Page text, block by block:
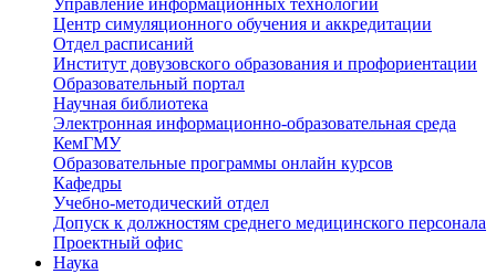
Управление информационных технологий
Центр симуляционного обучения и аккредитации
Отдел расписаний
Институт довузовского образования и профориентации
Образовательный портал
Научная библиотека
Электронная информационно-образовательная среда
КемГМУ
Образовательные программы онлайн курсов
Кафедры
Учебно-методический отдел
Допуск к должностям среднего медицинского персонала
Проектный офис
Наука